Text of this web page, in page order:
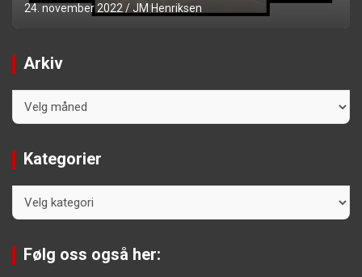
24. november 2022 JM Henriksen
Arkiv
Kategorier
Følg oss også her: